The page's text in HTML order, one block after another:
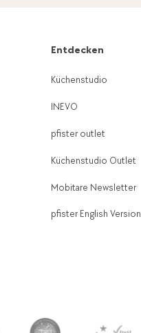
Entdecken
Küchenstudio
INEVO
pfister outlet
Küchenstudio Outlet
Mobitare Newsletter
pfister English Version